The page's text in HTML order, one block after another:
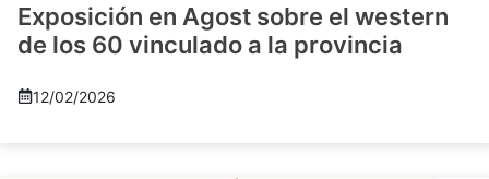
Exposición en Agost sobre el western
de los 60 vinculado a la provincia
12/02/2026